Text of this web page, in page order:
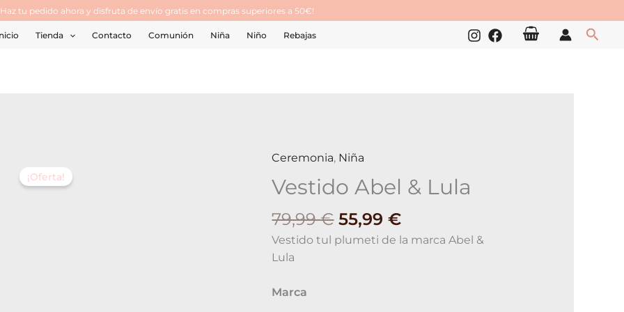
tu pedido ahora y disfruta de envío gratis en compras superiores a 50€!
Tienda Contacto Comunión Niña Niño Rebajas
¡Oferta!
Ceremonia, Niña
Vestido Abel & Lula
79,99€
El
precio
original
era:
79,99 €.
55,99€
precio
actual
55,99 €.
Vestido tul plumeti de la marca Abel &
Lula
Marca
Vestido
Abel
&
Lula
cantidad